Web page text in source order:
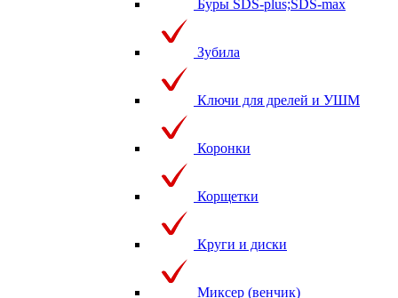
Буры SDS-plus;SDS-max
Зубила
Ключи для дрелей и УШМ
Коронки
Корщетки
Круги и диски
Миксер (венчик)